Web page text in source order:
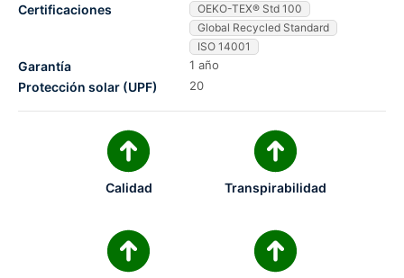
Certificaciones
OEKO-TEX® Std 100
Global Recycled Standard
ISO 14001
Garantía 1 año
Protección solar (UPF) 20
Calidad Transpirabilidad